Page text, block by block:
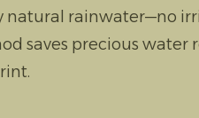
natural rainwater—no
saves precious water